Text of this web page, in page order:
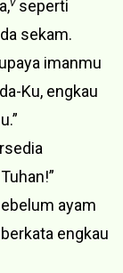
seperti
sekam.
imanmu
Ku, engkau
ayam
engkau